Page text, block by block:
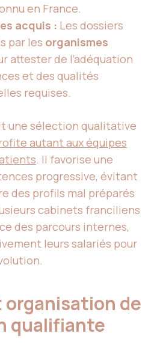
en France.
acquis : Les dossiers
par les organismes
attester de l’adéquation
et des qualités
requises.
une sélection qualitative
autant aux équipes
. Il favorise une
progressive, évitant
des profils mal préparés
cabinets franciliens
des parcours internes,
leurs salariés pour
de
qualifiante